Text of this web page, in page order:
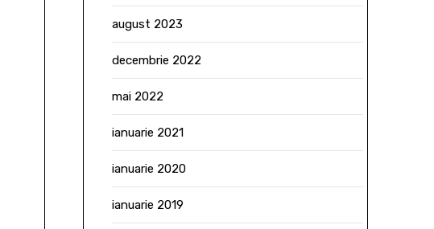
august 2023
decembrie 2022
mai 2022
ianuarie 2021
ianuarie 2020
ianuarie 2019